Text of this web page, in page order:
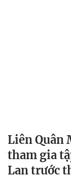
Liên Quân
tham gia
Lan trước